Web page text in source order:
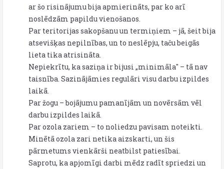
ar šo risinājumu bija apmierināts, par ko arī
noslēdzām papildu vienošanos.
Par teritorijas sakopšanu un termiņiem – jā, šeit bija
atsevišķas nepilnības, un to neslēpju, taču beigās
lieta tika atrisināta.
Nepiekrītu, ka saziņa ir bijusi „minimāla" – tā nav
taisnība. Sazinājāmies regulāri visu darbu izpildes
laikā.
Par žogu – bojājumu pamanījām un novērsām vēl
darbu izpildes laikā.
Par ozola zariem – to noliedzu pavisam noteikti.
Minētā ozola zari netika aizskarti, un šis
pārmetums vienkārši neatbilst patiesībai.
Saprotu, ka apjomīgi darbi mēdz radīt spriedzi un